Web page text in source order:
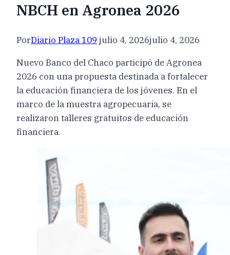
NBCH en Agronea 2026
PorDiario Plaza 109 julio 4, 2026julio 4, 2026
Nuevo Banco del Chaco participó de Agronea
2026 con una propuesta destinada a fortalecer
la educación financiera de los jóvenes. En el
marco de la muestra agropecuaria, se
realizaron talleres gratuitos de educación
financiera.